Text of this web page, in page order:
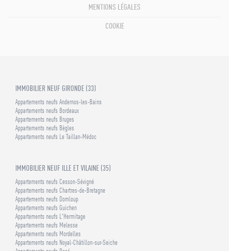
MENTIONS LÉGALES
COOKIE
IMMOBILIER NEUF GIRONDE (33)
Appartements neufs Andernos-les-Bains
Appartements neufs Bordeaux
Appartements neufs Bruges
Appartements neufs Bègles
Appartements neufs Le Taillan-Médoc
IMMOBILIER NEUF ILLE ET VILAINE (35)
Appartements neufs Cesson-Sévigné
Appartements neufs Chartres-de-Bretagne
Appartements neufs Domloup
Appartements neufs Guichen
Appartements neufs L'Hermitage
Appartements neufs Melesse
Appartements neufs Mordelles
Appartements neufs Noyal-Châtillon-sur-Seiche